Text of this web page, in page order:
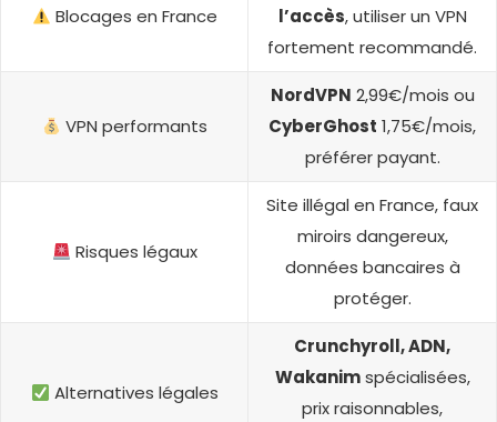
Blocages en France
l’accès, utiliser un VPN
fortement recommandé.
VPN performants
NordVPN 2,99€/mois ou
CyberGhost 1,75€/mois,
préférer payant.
Risques légaux
Site illégal en France, faux
miroirs dangereux,
données bancaires à
protéger.
Alternatives légales
Crunchyroll, ADN,
Wakanimspécialisées,
prix raisonnables,